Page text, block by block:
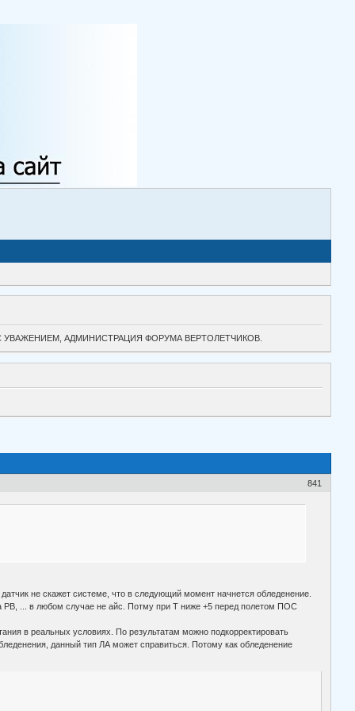
УВАЖЕНИЕМ, АДМИНИСТРАЦИЯ ФОРУМА ВЕРТОЛЕТЧИКОВ.
841
не скажет системе, что в следующий момент начнется обледенение.
РВ, ... в любом случае не айс. Потму при Т ниже +5 перед полетом ПОС
в реальных условиях. По результатам можно подкорректировать
данный тип ЛА может справиться. Потому как обледенение